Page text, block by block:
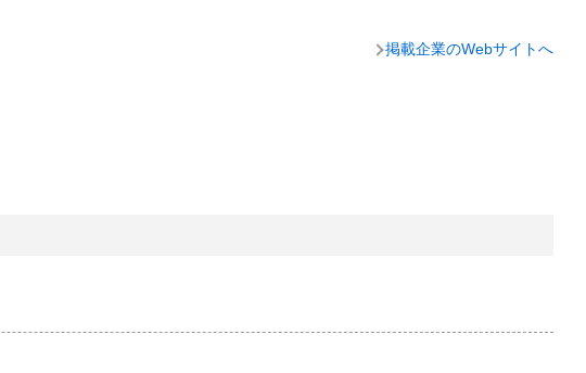
掲載企業のWebサイトへ